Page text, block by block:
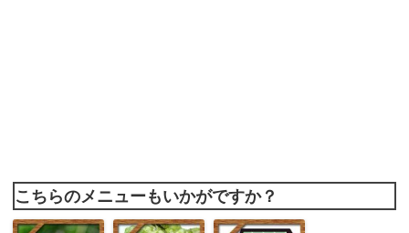
こちらのメニューもいかがですか？